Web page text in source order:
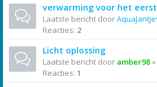
verwarming voor het eerst
Laatste bericht door
Reacties: 2
Licht oplossing
Laatste bericht door amber98«
Reacties: 1